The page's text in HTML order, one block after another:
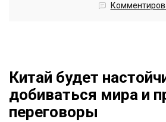
Китай будет
добиваться мира и
переговоры